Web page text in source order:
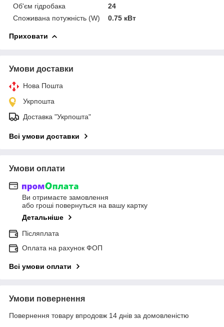
Об'єм гідробака
24
Споживана потужність (W)
0.75 кВт
Приховати
Умови доставки
Нова Пошта
Укрпошта
Доставка "Укрпошта"
Всі умови доставки
Умови оплати
Ви отримаєте замовлення
або гроші повернуться на вашу картку
Детальніше
Післяплата
Оплата на рахунок ФОП
Всі умови оплати
Умови повернення
Повернення товару впродовж 14 днів за домовленістю